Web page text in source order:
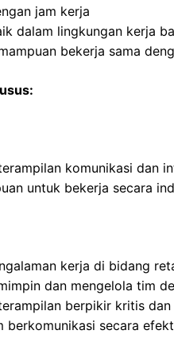
jam kerja
dalam lingkungan kerja
bekerja sama
komunikasi dan
untuk bekerja secara
kerja di bidang
dan mengelola tim
berpikir kritis dan
berkomunikasi secara